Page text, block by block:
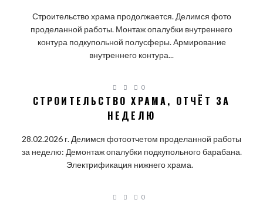
Строительство храма продолжается. Делимся фото
проделанной работы. Монтаж опалубки внутреннего
контура подкупольной полусферы. Армирование
внутреннего контура...
0
СТРОИТЕЛЬСТВО ХРАМА, ОТЧЁТ ЗА
НЕДЕЛЮ
28.02.2026 г. Делимся фотоотчетом проделанной работы
за неделю: Демонтаж опалубки подкупольного барабана.
Электрификация нижнего храма.
0